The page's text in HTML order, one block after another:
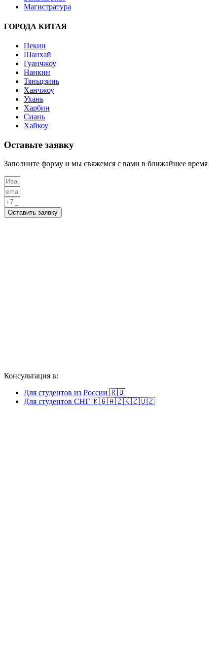
Магистратура
ГОРОДА КИТАЯ
Пекин
Шанхай
Гуанчжоу
Нанкин
Тяньцзинь
Ханчжоу
Ухань
Харбин
Сиань
Хайкоу
Оставьте заявку
Заполните форму и мы свяжемся с вами в ближайшее время
Оставить заявку
Консультация в:
Для студентов из России 🇷🇺
Для студентов СНГ 🇰🇬🇦🇿🇰🇿🇺🇿